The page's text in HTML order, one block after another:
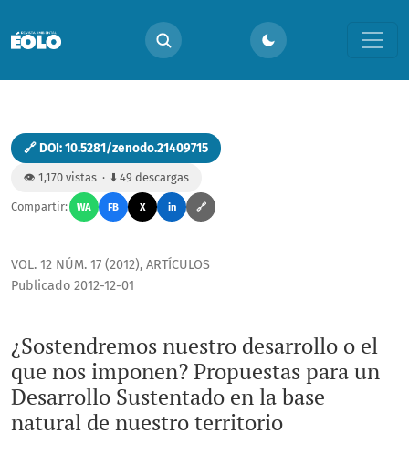
¿Sostendremos nuestro desarrollo o el que nos
VOL. 12 NÚM. 17 (2012), ARTÍCULOS
¿Sostendremos nuestro desarrollo o el
que nos imponen? Propuestas para un
Desarrollo Sustentado en la base
natural de nuestro territorio
🔗 DOI: 10.5281/zenodo.21409715
👁️ 1,170 vistas · ⬇️ 49 descargas
Compartir: WA FB X in 🔗
Publicado 2012-12-01